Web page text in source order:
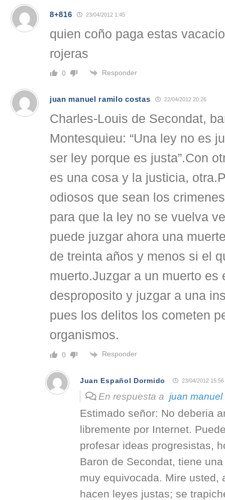
8+816 23/04/2012 1:45
quien coño paga estas
rojeras
0 Responder
juan manuel ramilo costas 22/04/2012 20:26
Charles-Louis de Secondat,
Montesquieu: “Una ley no es
ser ley porque es justa”.Con
es una cosa y la justicia,
odiosos que sean los
para que la ley no se vuelva
puede juzgar ahora una
de treinta años y menos si el
muerto.Juzgar a un muerto es
desproposito y juzgar a una
pues los delitos los cometen
organismos.
0 Responder
Juan Español Dormido 23/04/2012 15:56
En respuesta a juan
Estimado señor: No deberia
libremente por Internet.
profesar ideas progresistas,
Baron de Secondat, tiene
muy equivocada. Mire usted,
hacen leyes justas; se